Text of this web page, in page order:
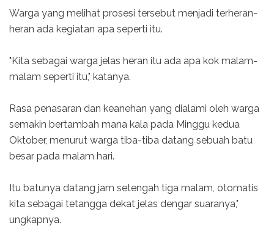
Warga yang melihat prosesi tersebut menjadi terheran-
heran ada kegiatan apa seperti itu.
"Kita sebagai warga jelas heran itu ada apa kok malam-
malam seperti itu," katanya.
Rasa penasaran dan keanehan yang dialami oleh warga
semakin bertambah mana kala pada Minggu kedua
Oktober, menurut warga tiba-tiba datang sebuah batu
besar pada malam hari.
Itu batunya datang jam setengah tiga malam, otomatis
kita sebagai tetangga dekat jelas dengar suaranya,"
ungkapnya.